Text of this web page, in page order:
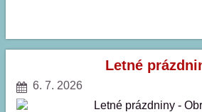
STRAVNÉHO
:
Letné
6. 7. 2026